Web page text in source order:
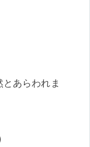
あらわれま